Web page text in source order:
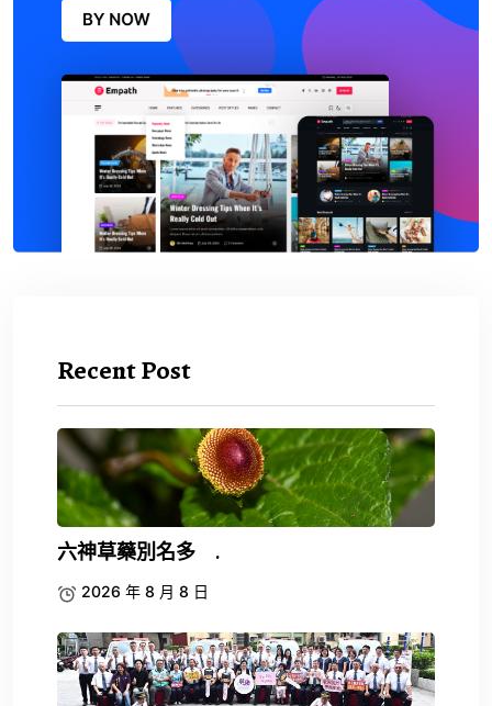
Recent Post
六神草藥別名多 .
2026 年 8 月 8 日